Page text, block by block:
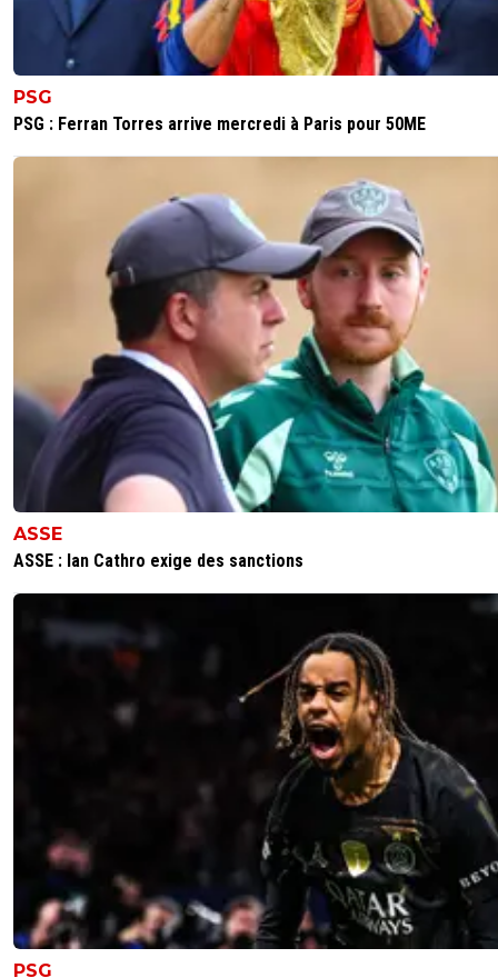
PSG
PSG : Ferran Torres arrive mercredi à Paris pour 50ME
ASSE
ASSE : Ian Cathro exige des sanctions
PSG